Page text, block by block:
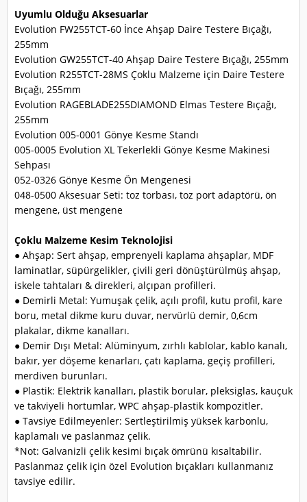
Uyumlu Olduğu Aksesuarlar
Evolution FW255TCT-60 İnce Ahşap Daire Testere Bıçağı,
255mm
Evolution GW255TCT-40 Ahşap Daire Testere Bıçağı, 255mm
Evolution R255TCT-28MS Çoklu Malzeme için Daire Testere
Bıçağı, 255mm
Evolution RAGEBLADE255DIAMOND Elmas Testere Bıçağı,
255mm
Evolution 005-0001 Gönye Kesme Standı
005-0005 Evolution XL Tekerlekli Gönye Kesme Makinesi
Sehpası
052-0326 Gönye Kesme Ön Mengenesi
048-0500 Aksesuar Seti: toz torbası, toz port adaptörü, ön
mengene, üst mengene
Çoklu Malzeme Kesim Teknolojisi
● Ahşap: Sert ahşap, emprenyeli kaplama ahşaplar, MDF
laminatlar, süpürgelikler, çivili geri dönüştürülmüş ahşap,
iskele tahtaları & direkleri, alçıpan profilleri.
● Demirli Metal: Yumuşak çelik, açılı profil, kutu profil, kare
boru, metal dikme kuru duvar, nervürlü demir, 0,6cm
plakalar, dikme kanalları.
● Demir Dışı Metal: Alüminyum, zırhlı kablolar, kablo kanalı,
bakır, yer döşeme kenarları, çatı kaplama, geçiş profilleri,
merdiven burunları.
● Plastik: Elektrik kanalları, plastik borular, pleksiglas, kauçuk
ve takviyeli hortumlar, WPC ahşap-plastik kompozitler.
● Tavsiye Edilmeyenler: Sertleştirilmiş yüksek karbonlu,
kaplamalı ve paslanmaz çelik.
*Not: Galvanizli çelik kesimi bıçak ömrünü kısaltabilir.
Paslanmaz çelik için özel Evolution bıçakları kullanmanız
tavsiye edilir.